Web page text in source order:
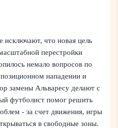
что новая цель
перестройки
немало вопросов по
позиционном нападении и
замены Альваресу делают с
футболист помог решить
- за счет движения, игры
в свободные зоны.